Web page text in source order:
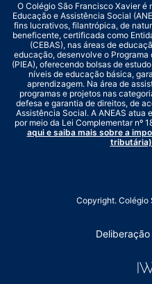
O Colégio São Francisco Xavier
Educação e Assistência Social
fins lucrativos, filantrópica, de
beneficente, certificada como
(CEBAS), nas áreas de
educação, desenvolve o
(PIEA), oferecendo bolsas de
níveis de educação básica,
aprendizagem. Na área de
programas e projetos nas
defesa e garantia de direitos, de
Assistência Social. A ANEAS atua
por meio da Lei Complementar nº
aqui e saiba mais sobre a
Copyright. Colégio
Deliberação